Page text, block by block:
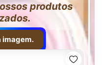
produtos
imagem.